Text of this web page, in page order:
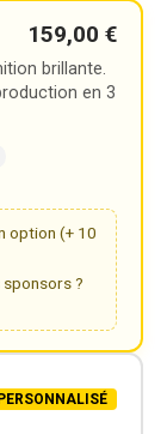
159,00 €
brillante.
en 3
option (+ 10
?
PERSONNALISÉ